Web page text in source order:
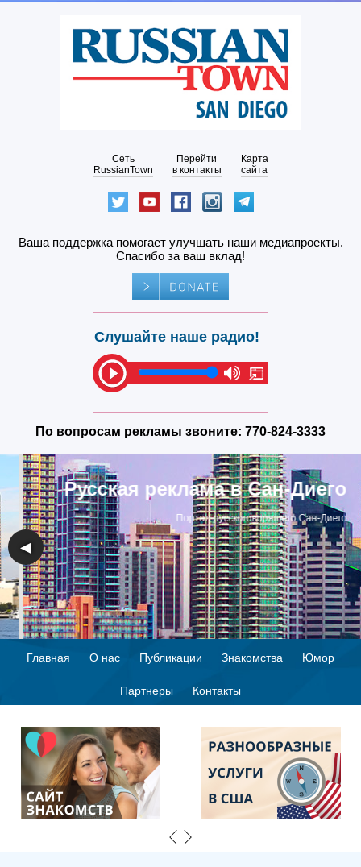
Сеть
RussianTown
Перейти
в контакты
Карта
сайта
Ваша поддержка помогает улучшать наши медиапроекты.
Спасибо за ваш вклад!
Слушайте наше радио!
По вопросам рекламы звоните: 770-824-3333
Русская реклама в Сан-Диего
Портал русскоговорящего Сан-Диего
◀ ▶
Главная О нас Публикации Знакомства Юмор
Партнеры Контакты